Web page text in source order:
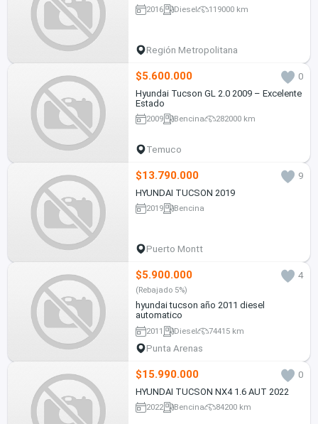
2016 Diesel 119000 km
Región Metropolitana
$5.600.000
0
Hyundai Tucson GL 2.0 2009 – Excelente
Estado
2009 Bencina 282000 km
Temuco
$13.790.000
9
HYUNDAI TUCSON 2019
2019 Bencina
Puerto Montt
$5.900.000 4
(Rebajado 5%)
hyundai tucson año 2011 diesel
automatico
2011 Diesel 74415 km
Punta Arenas
$15.990.000
0
HYUNDAI TUCSON NX4 1.6 AUT 2022
2022 Bencina 84200 km